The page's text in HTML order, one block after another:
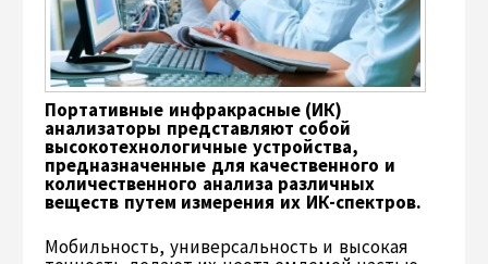
Портативные инфракрасные (ИК)
анализаторы представляют собой
высокотехнологичные устройства,
предназначенные для качественного и
количественного анализа различных
веществ путем измерения их ИК-спектров.
Мобильность, универсальность и высокая